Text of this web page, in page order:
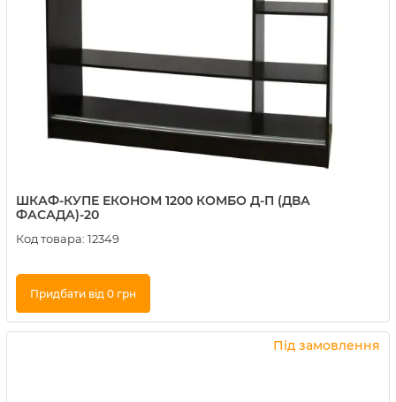
ШКАФ-КУПЕ ЕКОНОМ 1200 КОМБО Д-П (ДВА
ФАСАДА)-20
Код товара: 12349
Придбати від 0 грн
Купити в 1 клік
Під замовлення